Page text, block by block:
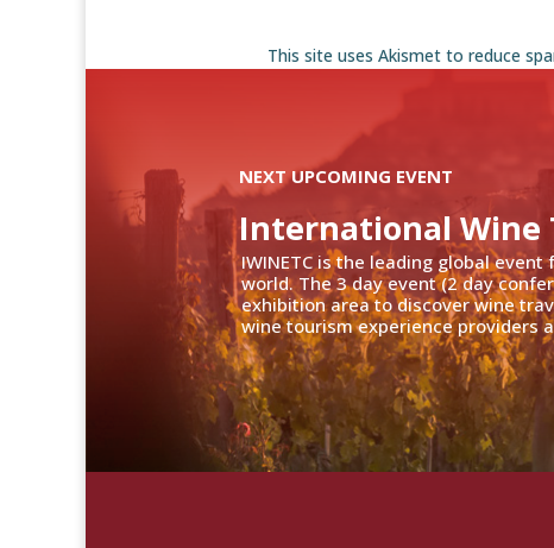
This site uses Akismet to reduce
IWINETC is the leading global
world. The 3 day event (2 day
exhibition area to discover wine
wine tourism experience providers
International Wine
NEXT UPCOMING EVENT